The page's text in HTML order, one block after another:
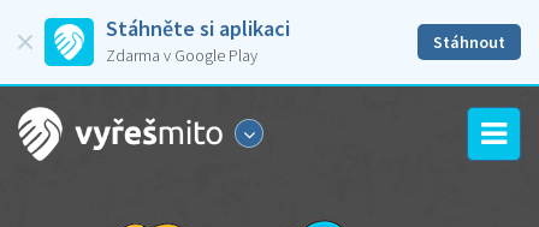
Stáhněte si aplikaci
Zdarma v Google Play
Stáhnout